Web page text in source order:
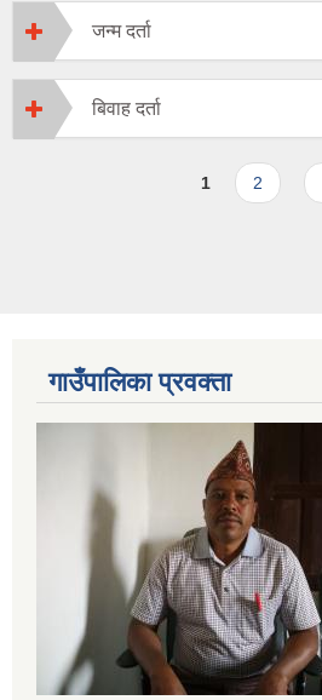
जन्म दर्ता
बिवाह दर्ता
1 2
गाउँपालिका प्रवक्ता